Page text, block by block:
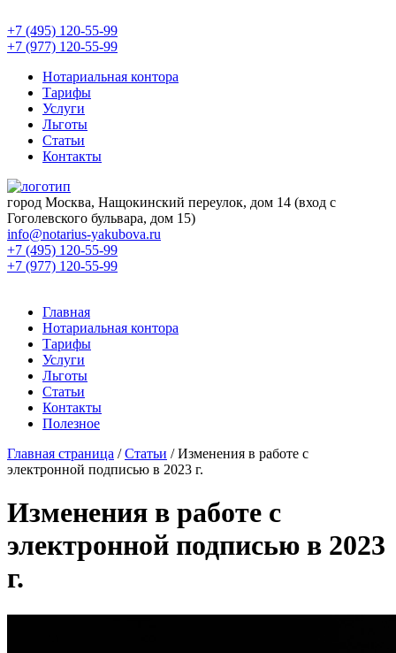
+7 (495) 120-55-99
+7 (977) 120-55-99
Нотариальная контора
Тарифы
Услуги
Льготы
Статьи
Контакты
город Москва, Нащокинский переулок, дом 14 (вход с
Гоголевского бульвара, дом 15)
info@notarius-yakubova.ru
+7 (495) 120-55-99
+7 (977) 120-55-99
Главная
Нотариальная контора
Тарифы
Услуги
Льготы
Статьи
Контакты
Полезное
Главная страница / Статьи / Изменения в работе с
электронной подписью в 2023 г.
Изменения в работе с
электронной подписью в 2023
г.